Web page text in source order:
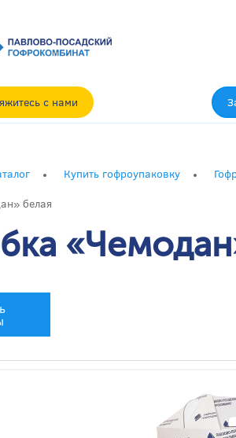
с нами
Купить гофроупаковку
белая